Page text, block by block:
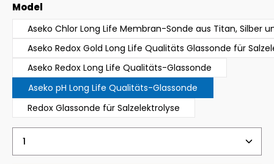
Model
Aseko Chlor Long Life Membran-Sonde aus Titan, Silber
Aseko Redox Gold Long Life Qualitäts Glassonde für
Aseko Redox Long Life Qualitäts-Glassonde
Aseko pH Long Life Qualitäts-Glassonde
Redox Glassonde für Salzelektrolyse
Produkt Anzahl: Gib den gewünschten Wert